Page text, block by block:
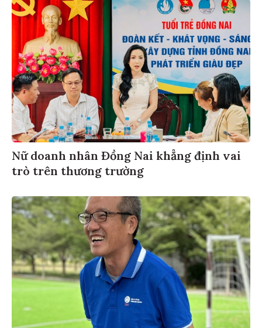
Nữ doanh nhân Đồng Nai khẳng định vai
trò trên thương trường